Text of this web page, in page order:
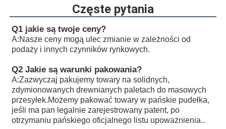
A11VLO190LE2S/11L-NTD12K02P
R902233884 A11VLO190LE2S/11L-NZD12K02H
R902106321A11VLO190LE2S/11L-NZD12K02H
R902220946A11VLO190LE2S/11L-NZD12K02P
R902255713A11VLO190LE2S/11L-NZD12K02P
R902225083A11VLO190LE2S/11L-NZD12K02P
Częste pytania
Q1 jakie są twoje ceny?
A:Nasze ceny mogą ulec zmianie w zależności od
podaży i innych czynników rynkowych.
Q2 Jakie są warunki pakowania?
A:Zazwyczaj pakujemy towary na solidnych,
zdymionowanych drewnianych paletach do masowych
przesyłek.Możemy pakować towary w pańskie pudełka,
jeśli ma pan legalnie zarejestrowany patent, po
otrzymaniu pańskiego oficjalnego listu upoważnienia..